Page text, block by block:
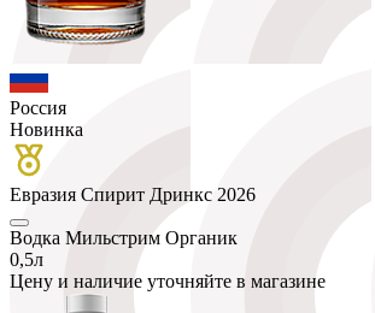
Россия
Новинка
Евразия Спирит Дринкс 2026
Водка Мильстрим Органик
0,5л
Цену и наличие уточняйте в магазине